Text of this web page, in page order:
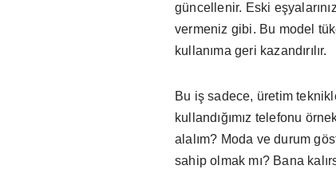
güncellenir. Eski
vermeniz gibi. Bu model
kullanıma geri kazandırılır.
Bu iş sadece, üretim
kullandığımız telefonu
alalım? Moda ve durum
sahip olmak mı? Bana